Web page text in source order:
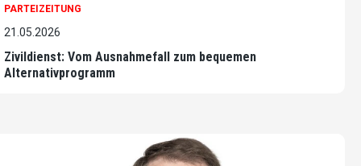
PARTEIZEITUNG
21.05.2026
Zivildienst: Vom Ausnahmefall zum bequemen
Alternativprogramm